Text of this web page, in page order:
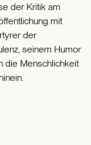
der Kritik am
mit
der
seinem Humor
die Menschlichkeit